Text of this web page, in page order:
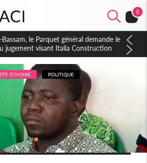
0
à Dakpadou, la sous-préfète
appelle à une appropriation locale du
D'IVOIRE POLITIQUE